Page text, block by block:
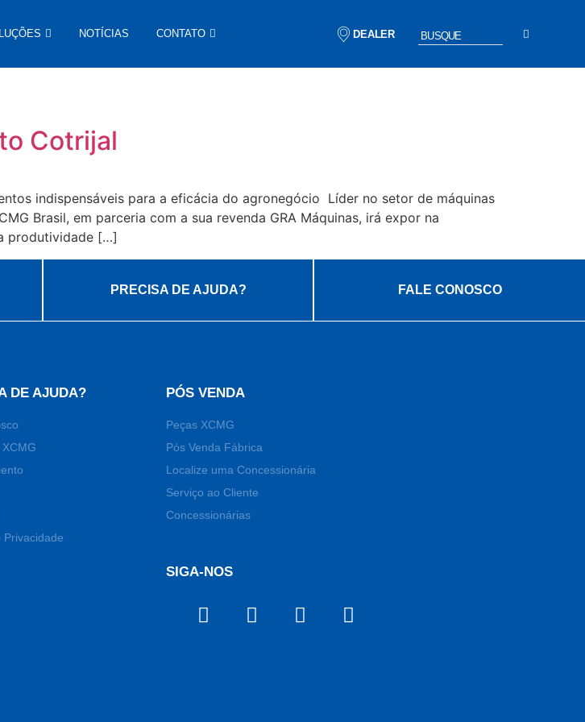
NOTÍCIAS CONTATO DEALER
Cotrijal
indispensáveis para a eficácia do agronegócio Líder no setor de máquinas
Brasil, em parceria com a sua revenda GRA Máquinas, irá expor na
produtividade […]
PRECISA DE AJUDA? FALE CONOSCO
DE AJUDA?
Privacidade
PÓS VENDA
Peças XCMG
Pós Venda Fábrica
Localize uma Concessionária
Serviço ao Cliente
Concessionárias
SIGA-NOS